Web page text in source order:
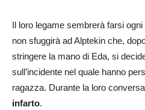
Il loro legame sembrerà farsi
non sfuggirà ad Alptekin che,
stringere la mano di Eda, si
sull’incidente nel quale hanno
ragazza. Durante la loro
infarto.